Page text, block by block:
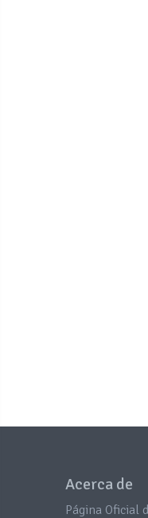
Acerca de
Página Oficial